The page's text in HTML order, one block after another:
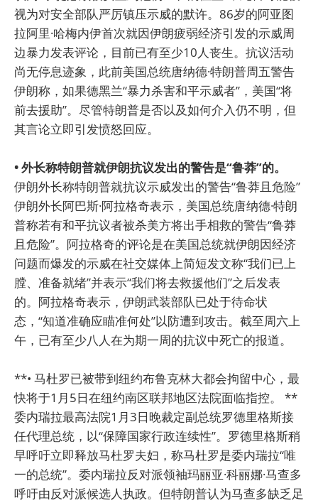
视为对安全部队严厉镇压示威的默许。86岁的阿亚图
拉阿里·哈梅内伊首次就因伊朗疲弱经济引发的示威周
边暴力发表评论，目前已有至少10人丧生。抗议活动
尚无停息迹象，此前美国总统唐纳德·特朗普周五警告
伊朗称，如果德黑兰“暴力杀害和平示威者”，美国“将
前去援助”。尽管特朗普是否以及如何介入仍不明，但
其言论立即引发愤怒回应。
• 外长称特朗普就伊朗抗议发出的警告是“鲁莽”的。
伊朗外长称特朗普就抗议示威发出的警告“鲁莽且危险”
伊朗外长阿巴斯·阿拉格奇表示，美国总统唐纳德·特朗
普称若有和平抗议者被杀美方将出手相救的警告“鲁莽
且危险”。阿拉格奇的评论是在美国总统就伊朗因经济
问题而爆发的示威在社交媒体上简短发文称“我们已上
膛、准备就绪”并表示“我们将去救援他们”之后发表
的。阿拉格奇表示，伊朗武装部队已处于待命状
态，“知道准确应瞄准何处”以防遭到攻击。截至周六上
午，已有至少八人在为期一周的抗议中死亡的报道。
**• 马杜罗已被带到纽约布鲁克林大都会拘留中心，最
快将于1月5日在纽约南区联邦地区法院面临指控。 **
委内瑞拉最高法院1月3日晚裁定副总统罗德里格斯接
任代理总统，以“保障国家行政连续性”。罗德里格斯稍
早呼吁立即释放马杜罗夫妇，称马杜罗是委内瑞拉“唯
一的总统”。委内瑞拉反对派领袖玛丽亚·科丽娜·马查多
呼吁由反对派候选人执政。但特朗普认为马查多缺乏足